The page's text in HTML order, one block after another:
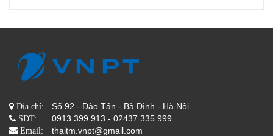
Địa chỉ: Số 92 - Đào Tấn - Bà Đình - Hà Nội
SĐT: 0913 399 913 - 02437 335 999
Email: thaitm.vnpt@gmail.com